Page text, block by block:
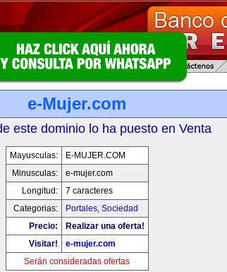
e-Mujer.com
este dominio lo ha puesto en Venta
Mayusculas:
E-MUJER.COM
Minusculas:
e-mujer.com
Longitud:
7 caracteres
Categorias:
Portales, Sociedad
Precio:
Realizar una oferta!
Visitar!
e-mujer.com
Serán consideradas ofertas